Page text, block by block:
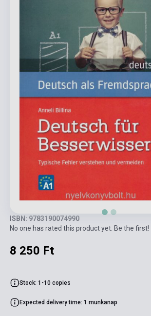
ISBN: 9783190074990
No one has rated this product yet. Be the first!
8 250 Ft
Stock: 1-10 copies
Expected delivery time: 1 munkanap